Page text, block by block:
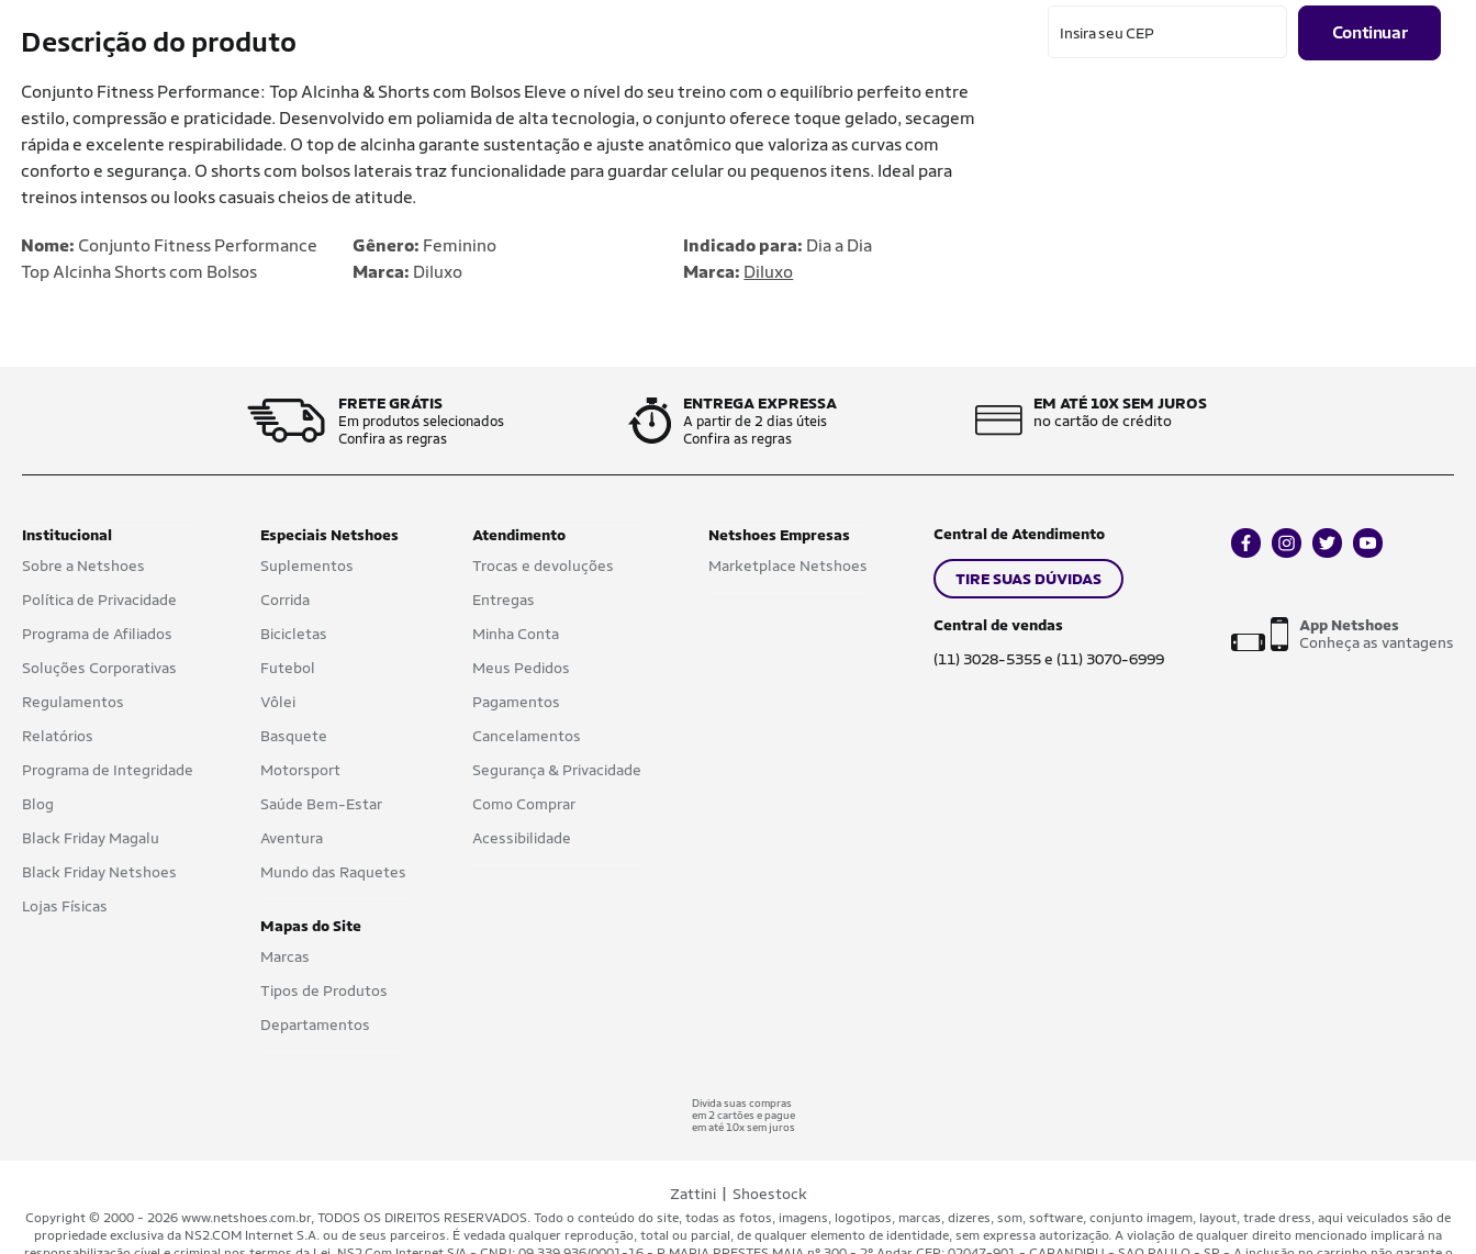
Insira seu CEP Continuar
Descrição do produto
Conjunto Fitness Performance: Top Alcinha & Shorts com Bolsos Eleve o nível do seu treino com o equilíbrio perfeito entre
estilo, compressão e praticidade. Desenvolvido em poliamida de alta tecnologia, o conjunto oferece toque gelado, secagem
rápida e excelente respirabilidade. O top de alcinha garante sustentação e ajuste anatômico que valoriza as curvas com
conforto e segurança. O shorts com bolsos laterais traz funcionalidade para guardar celular ou pequenos itens. Ideal para
treinos intensos ou looks casuais cheios de atitude.
Nome: Conjunto Fitness Performance
Top Alcinha Shorts com Bolsos
Gênero: Feminino
Marca: Diluxo
Indicado para: Dia a Dia
Marca: Diluxo
FRETE GRÁTIS
Em produtos selecionados
Confira as regras
ENTREGA EXPRESSA
A partir de 2 dias úteis
Confira as regras
EM ATÉ 10X SEM JUROS
no cartão de crédito
Institucional
Sobre a Netshoes
Política de Privacidade
Programa de Afiliados
Soluções Corporativas
Regulamentos
Relatórios
Programa de Integridade
Blog
Black Friday Magalu
Black Friday Netshoes
Lojas Físicas
Especiais Netshoes
Suplementos
Corrida
Bicicletas
Futebol
Vôlei
Basquete
Motorsport
Saúde Bem-Estar
Aventura
Mundo das Raquetes
Mapas do Site
Marcas
Tipos de Produtos
Departamentos
Atendimento
Trocas e devoluções
Entregas
Minha Conta
Meus Pedidos
Pagamentos
Cancelamentos
Segurança & Privacidade
Como Comprar
Acessibilidade
Netshoes Empresas
Marketplace Netshoes
Central de Atendimento
TIRE SUAS DÚVIDAS
Central de vendas
(11) 3028-5355 e (11) 3070-6999
facebookinstagram
twitteryoutube
App Netshoes
Conheça as vantagens
Divida suas compras
em 2 cartões e pague
em até 10x sem juros
Zattini | Shoestock
Copyright © 2000 - 2026 www.netshoes.com.br, TODOS OS DIREITOS RESERVADOS. Todo o conteúdo do site, todas as fotos, imagens, logotipos, marcas, dizeres, som, software, conjunto imagem, layout, trade dress, aqui veiculados são de
propriedade exclusiva da NS2.COM Internet S.A. ou de seus parceiros. É vedada qualquer reprodução, total ou parcial, de qualquer elemento de identidade, sem expressa autorização. A violação de qualquer direito mencionado implicará na